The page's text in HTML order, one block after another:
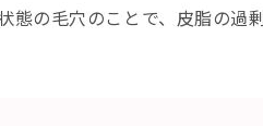
の毛穴のことで、皮脂の過